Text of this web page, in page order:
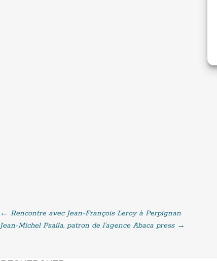
Post
← Rencontre avec Jean-François Leroy à Perpignan
Jean-Michel Psaila, patron de l’agence Abaca press →